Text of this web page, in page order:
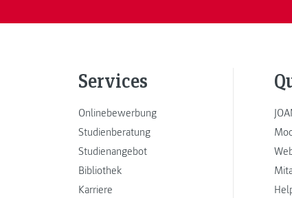
Services
Onlinebewerbung
Studienberatung
Studienangebot
Bibliothek
Karriere